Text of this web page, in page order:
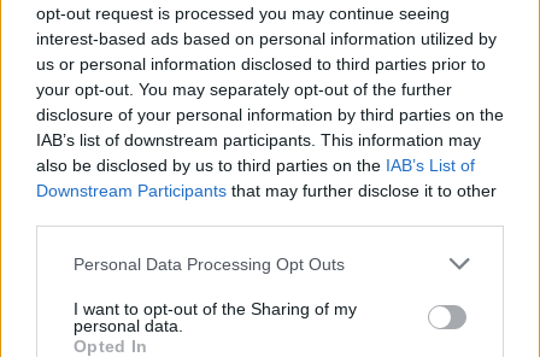
opt-out request is processed you may continue seeing
interest-based ads based on personal information utilized by
us or personal information disclosed to third parties prior to
your opt-out. You may separately opt-out of the further
disclosure of your personal information by third parties on the
IAB’s list of downstream participants. This information may
also be disclosed by us to third parties on the IAB’s List of
Downstream Participants that may further disclose it to other
Personal Data Processing Opt Outs
I want to opt-out of the Sharing of my
personal data.
Opted In
Partager le fichier Ovnis -
l'armee demasquee -
Emmanuel Dehlinger.azw3 sur
le Web et les réseaux sociaux: